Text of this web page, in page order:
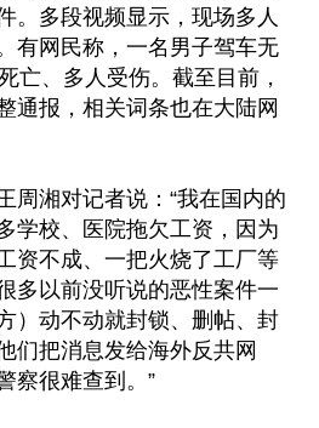
。多段视频显示，现场多人
有网民称，一名男子驾车无
亡、多人受伤。截至目前，
通报，相关词条也在大陆网
周湘对记者说：“我在国内的
学校、医院拖欠工资，因为
资不成、一把火烧了工厂等
多以前没听说的恶性案件一
）动不动就封锁、删帖、封
们把消息发给海外反共网
察很难查到。”